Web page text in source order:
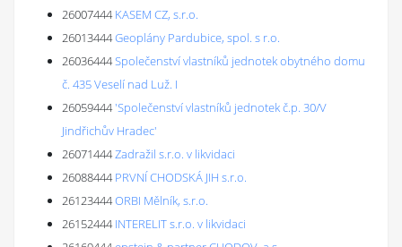
26007444 KASEM CZ, s.r.o.
26013444Geoplány Pardubice, spol. s r.o.
26036444Společenství vlastníků jednotek obytného domu
č. 435 Veselí nad Luž. I
26059444'Společenství vlastníků jednotek č.p. 30/V
Jindřichův Hradec'
26071444Zadražil s.r.o. v likvidaci
26088444 PRVNÍ CHODSKÁ JIH s.r.o.
26123444ORBI Mělník, s.r.o.
26152444 INTERELIT s.r.o. v likvidaci